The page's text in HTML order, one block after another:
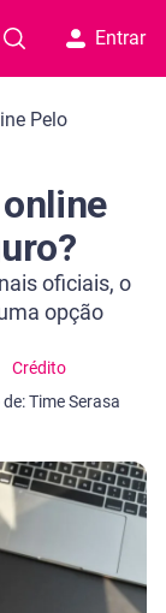
Entrar
Pelo
oficiais, o
opção
Crédito
Time Serasa